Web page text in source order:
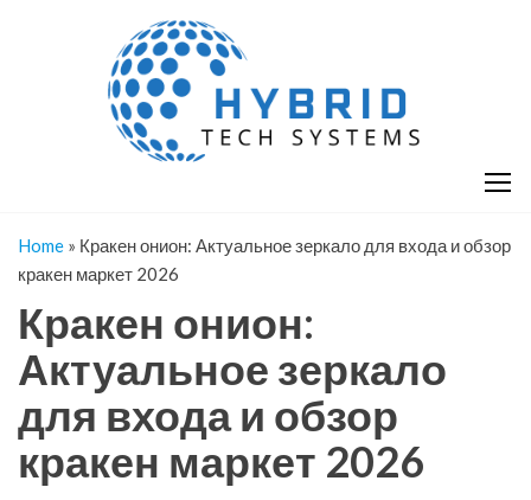
Home » Кракен онион: Актуальное зеркало для входа и обзор
кракен маркет 2026
Кракен онион:
Актуальное зеркало
для входа и обзор
кракен маркет 2026